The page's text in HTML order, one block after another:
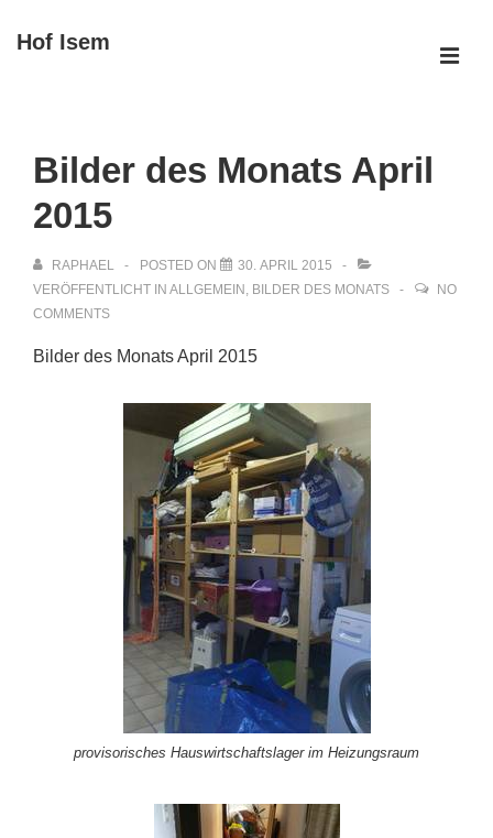
ZumHof Isem
Bilder des Monats April
2015
RAPHAEL POSTED ON
30. APRIL 2015
VERÖFFENTLICHT IN ALLGEMEIN , BILDER DES MONATS
NO
COMMENTS
Bilder des Monats April 2015
provisorisches Hauswirtschaftslager im Heizungsraum